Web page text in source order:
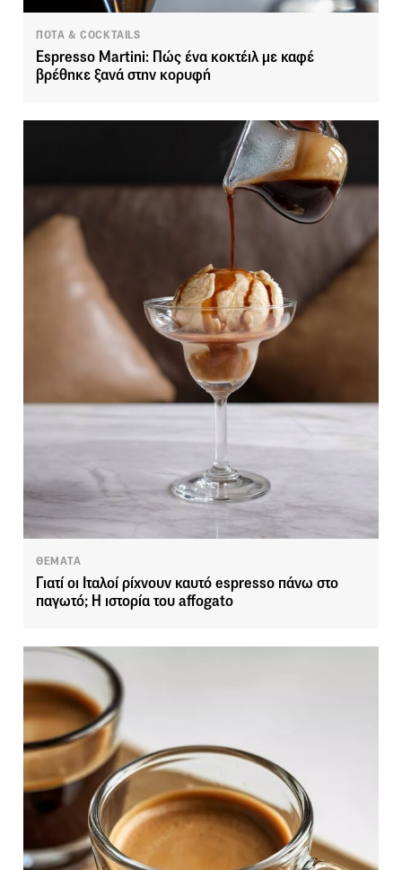
ΠΟΤΑ & COCKTAILS
Espresso Martini: Πώς ένα κοκτέιλ με καφέ
βρέθηκε ξανά στην κορυφή
ΘΕΜΑΤΑ
Γιατί οι Ιταλοί ρίχνουν καυτό espresso πάνω στο
παγωτό; Η ιστορία του affogato